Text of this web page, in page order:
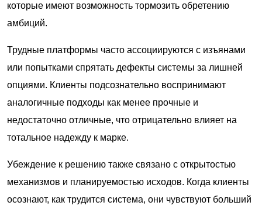
которые имеют возможность тормозить обретению
амбиций.
Трудные платформы часто ассоциируются с изъянами
или попытками спрятать дефекты системы за лишней
опциями. Клиенты подсознательно воспринимают
аналогичные подходы как менее прочные и
недостаточно отличные, что отрицательно влияет на
тотальное надежду к марке.
Убеждение к решению также связано с открытостью
механизмов и планируемостью исходов. Когда клиенты
осознают, как трудится система, они чувствуют больший